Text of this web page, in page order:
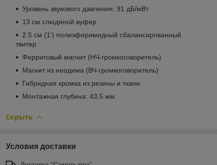
Уровень звукового давления: 91 дБ/мВт
13 см слюдяной вуфер
2.5 см (1') полиэфиримидный сбалансированный
твитер
Ферритовый магнит (НЧ-громкоговоритель)
Магнит из неодима (ВЧ-громкоговоритель)
Гибридная кромка из резины и ткани
Монтажная глубина: 43,5 мм
Скрыть
Условия доставки